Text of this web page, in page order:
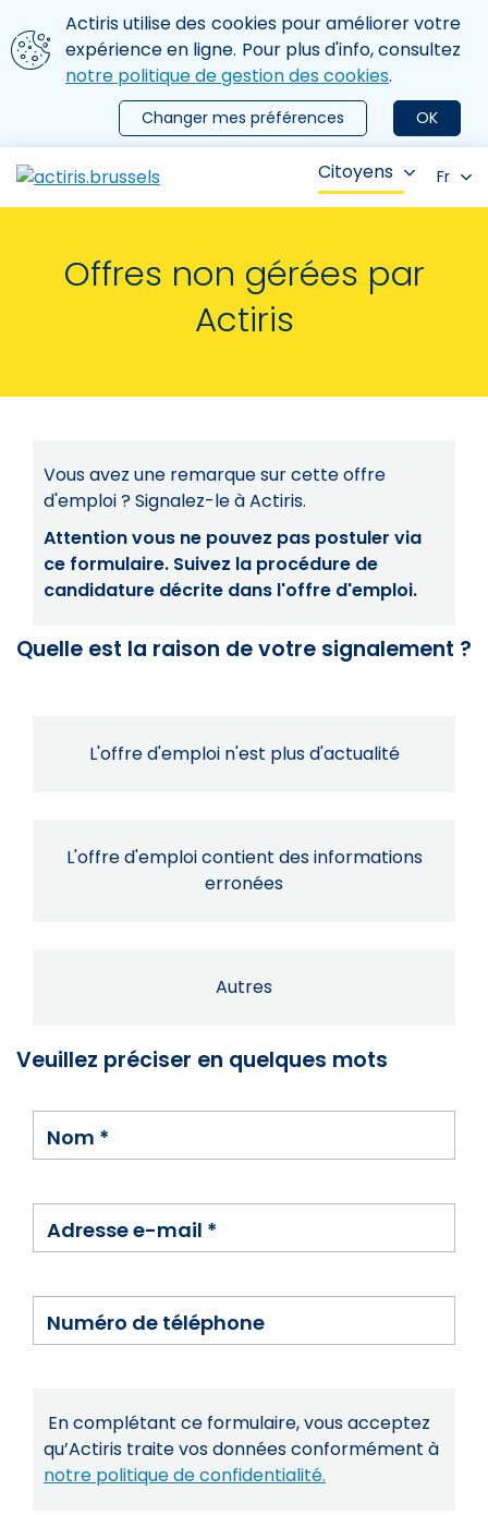
Aller au contenu principal
Nous utilisons des cookies
Actiris utilise des cookies pour améliorer votre
expérience en ligne. Pour plus d'info, consultez
notre politique de gestion des cookies.
OK
Changer mes préférences
le menu
Citoyens Fr
Offres non gérées par
Actiris
Vous avez une remarque sur cette offre
d'emploi ? Signalez-le à Actiris.
Attention vous ne pouvez pas postuler via
ce formulaire. Suivez la procédure de
candidature décrite dans l'offre d'emploi.
Quelle est la raison de votre signalement ?
L'offre d'emploi n'est plus d'actualité
L'offre d'emploi contient des informations
erronées
Autres
Veuillez préciser en quelques mots
Nom *
Adresse e-mail *
Numéro de téléphone
En complétant ce formulaire, vous acceptez
qu’Actiris traite vos données conformément à
notre politique de confidentialité.